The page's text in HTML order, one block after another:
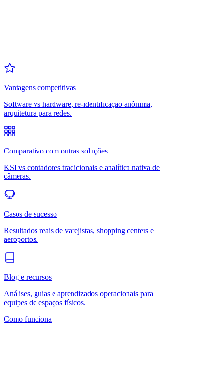
Vantagens competitivas
Software vs hardware, re-identificação anônima,
arquitetura para redes.
Comparativo com outras soluções
KSI vs contadores tradicionais e analítica nativa de
câmeras.
Casos de sucesso
Resultados reais de varejistas, shopping centers e
aeroportos.
Blog e recursos
Análises, guias e aprendizados operacionais para
equipes de espaços físicos.
Como funciona